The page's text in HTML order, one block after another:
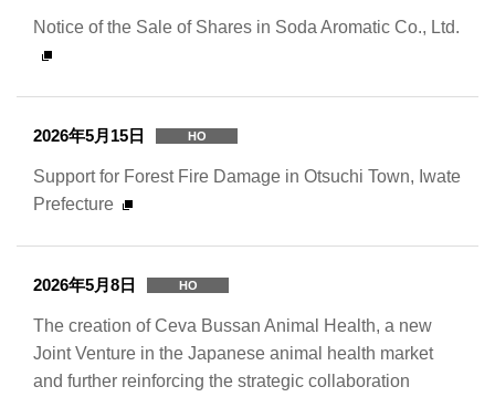
Notice of the Sale of Shares in Soda Aromatic Co., Ltd.
2026年5月15日 HO
Support for Forest Fire Damage in Otsuchi Town, Iwate
Prefecture
2026年5月8日 HO
The creation of Ceva Bussan Animal Health, a new
Joint Venture in the Japanese animal health market
and further reinforcing the strategic collaboration